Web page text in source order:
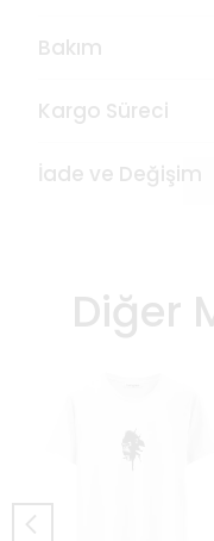
Bakım
Kargo Süreci
İade ve Değişim
Diğer